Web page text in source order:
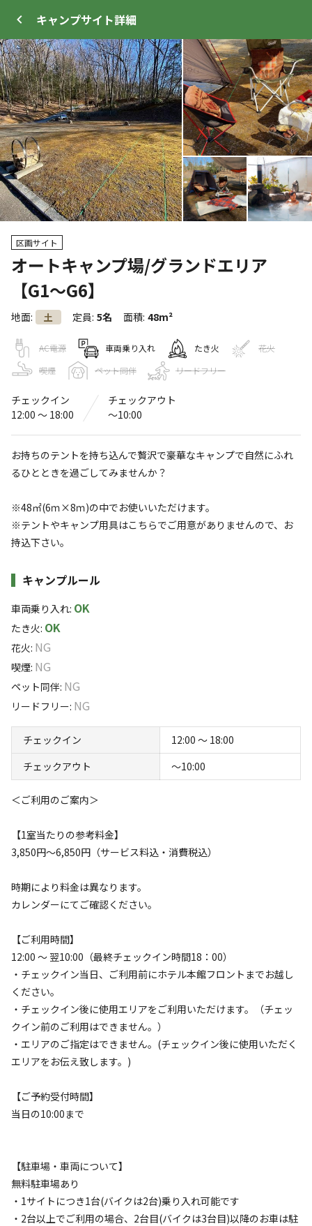
キャンプサイト詳細
区画サイト
オートキャンプ場/グランドエリア
【G1～G6】
地面: 土 定員: 5名 面積: 48m²
AC電源 車両乗り入れ たき火
花火
喫煙
ペット同伴 リードフリー
チェックイン
12:00 〜 18:00
チェックアウト
〜10:00
お持ちのテントを持ち込んで贅沢で豪華なキャンプで自然にふれ
るひとときを過ごしてみませんか？
※48㎡(6ｍ×8ｍ)の中でお使いいただけます。
※テントやキャンプ用具はこちらでご用意がありませんので、お
持込下さい。
施設詳細
キャンプルール
車両乗り入れ: OK
たき火: OK
花火: NG
喫煙: NG
ペット同伴: NG
リードフリー: NG
チェックイン
12:00 〜 18:00
チェックアウト
〜10:00
＜ご利用のご案内＞
【1室当たりの参考料金】
3,850円～6,850円（サービス料込・消費税込）
時期により料金は異なります。
カレンダーにてご確認ください。
【ご利用時間】
12:00 〜 翌10:00（最終チェックイン時間18：00）
・チェックイン当日、ご利用前にホテル本館フロントまでお越し
ください。
・チェックイン後に使用エリアをご利用いただけます。（チェッ
クイン前のご利用はできません。）
・エリアのご指定はできません。(チェックイン後に使用いただく
エリアをお伝え致します。)
【ご予約受付時間】
当日の10:00まで
【駐車場・車両について】
無料駐車場あり
・1サイトにつき1台(バイクは2台)乗り入れ可能です
・2台以上でご利用の場合、2台目(バイクは3台目)以降のお車は駐
+12
サイト・宿泊施設
WEB予約可能
ソロ＆オートキャンプ 越生温泉 美白
の湯 ニューサンピア埼玉おごせ
3.8（10件）
Googleマップで見る
水洗トイレ
コインランドリー
駐車場
アスレチック
・遊具
レストラン
※詳しくは「 キャンプ場情報
都心から約1時間半。広大な越生の森に佇むニュ
ーサンピア埼玉おごせのキャンプ場は、静寂を
味わうソロキャンプ専用エリアと、車の乗り入れ
ができるオートサイトを完備。温泉「美白の
湯」も利用OKで、自然・便利さ・癒しがそろっ
た理想のキャンプステイが楽しめます。
都心から約1時間半。越生の豊かな自然に囲まれた高台
で、こだわりのテントを持ち込み、自分だけの贅沢なキャ
ンプ時間を楽しんでみませんか。ニューサンピア埼玉おご
せのキャンプエリアでは、静かに過ごせるソロキャンプ専
ラウンド／マウンテンエリア）をご用意しています。テン
ト・キャンプ用品はすべてお持ち込みとなりますので、愛
用のギアで自由なスタイルのキャンプを満喫できます。
イトをご利用いただけます。無料駐車場も完備でアクセス
も安心です。
キャンプやアウトドアを楽しんだあとは、敷地内にある天
然温泉「美白の湯 梅の湯」へ。pH10.3の高アルカリ性の
お湯は、肌がつるりとする“美白の湯”として人気。
内施設も充実。キャンプと温泉、どちらも楽しめる便利で
快適なキャンプステイをお楽しみください。
料金：大人 平日800円／土日祝1000円（17時以降600円）
小人：全日300円（税込）
このキャンプ場の特徴
ロケーション
標高
112.3m
雰囲気
まったり
#アスレチック・遊具 # 上級者向け #初心者歓迎